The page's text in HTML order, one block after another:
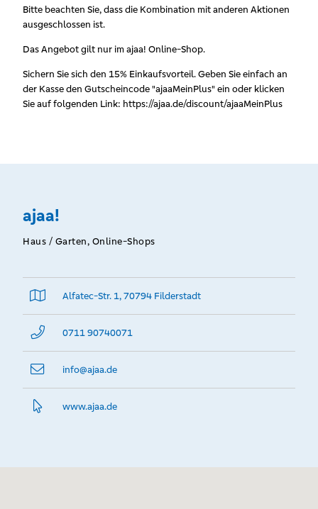
Bitte beachten Sie, dass die Kombination mit anderen Aktionen
ausgeschlossen ist.
Das Angebot gilt nur im ajaa! Online-Shop.
Sichern Sie sich den 15% Einkaufsvorteil. Geben Sie einfach an
der Kasse den Gutscheincode "ajaaMeinPlus" ein oder klicken
Sie auf folgenden Link: https://ajaa.de/discount/ajaaMeinPlus
ajaa!
Haus / Garten, Online-Shops
Alfatec-Str. 1, 70794 Filderstadt
0711 90740071
info@­ajaa.de
www.­ajaa.­de